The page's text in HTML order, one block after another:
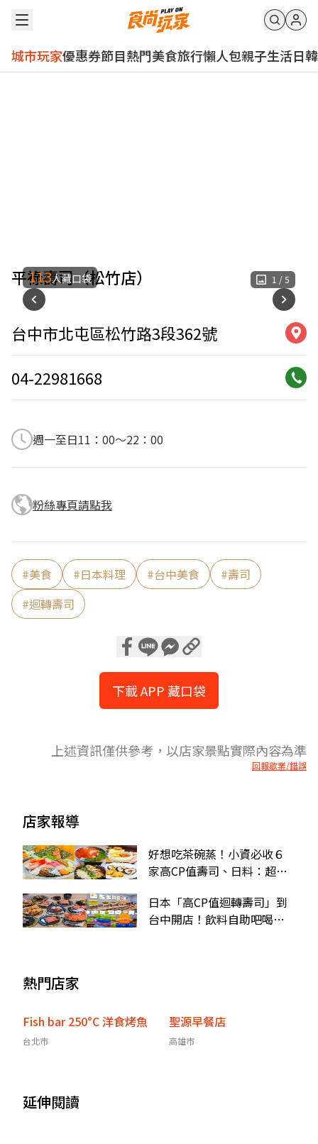
城市玩家優惠券節目熱門美食旅行懶人包親子生活日韓
平祿壽司（松竹店） 1 /5
113人藏口袋
台中市北屯區松竹路3段362號
04-22981668
週一至日11：00～22：00
粉絲專頁請點我
#美食 #日本料理 #台中美食 #壽司
#迴轉壽司
下載 APP 藏口袋
上述資訊僅供參考，以店家景點實際內容為準
回報歇業/錯誤
店家報導
好想吃茶碗蒸！小資必收６
家高CP值壽司、日料：超佛
日本「高CP值迴轉壽司」到
台中開店！飲料自助吧喝到
熱門店家
Fish bar 250°C 洋食烤魚
台北市
聖源早餐店
高雄市
延伸閱讀